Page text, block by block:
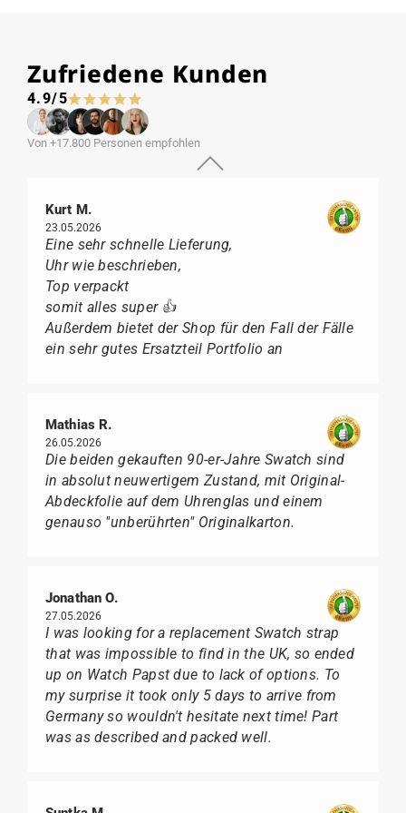
Zufriedene Kunden
4.9/5
Von +17.800 Personen empfohlen
Kurt M.
23.05.2026
Eine sehr schnelle Lieferung,
Uhr wie beschrieben,
Top verpackt
somit alles super 👍
Außerdem bietet der Shop für den Fall der Fälle
ein sehr gutes Ersatzteil Portfolio an
Mathias R.
26.05.2026
Die beiden gekauften 90-er-Jahre Swatch sind
in absolut neuwertigem Zustand, mit Original-
Abdeckfolie auf dem Uhrenglas und einem
genauso "unberührten" Originalkarton.
Jonathan O.
27.05.2026
I was looking for a replacement Swatch strap
that was impossible to find in the UK, so ended
up on Watch Papst due to lack of options. To
my surprise it took only 5 days to arrive from
Germany so wouldn't hesitate next time! Part
was as described and packed well.